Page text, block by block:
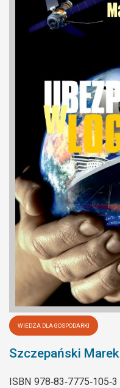
WIEDZA DLA GOSPODARKI
Szczepański Marek
ISBN 978‐83‐7775‐105‐3